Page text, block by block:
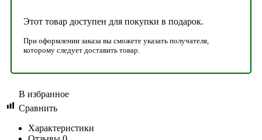
Этот товар доступен для покупки в подарок.
При оформлении заказа вы сможете указать получателя,
которому следует доставить товар.
В избранное
Сравнить
Характеристики